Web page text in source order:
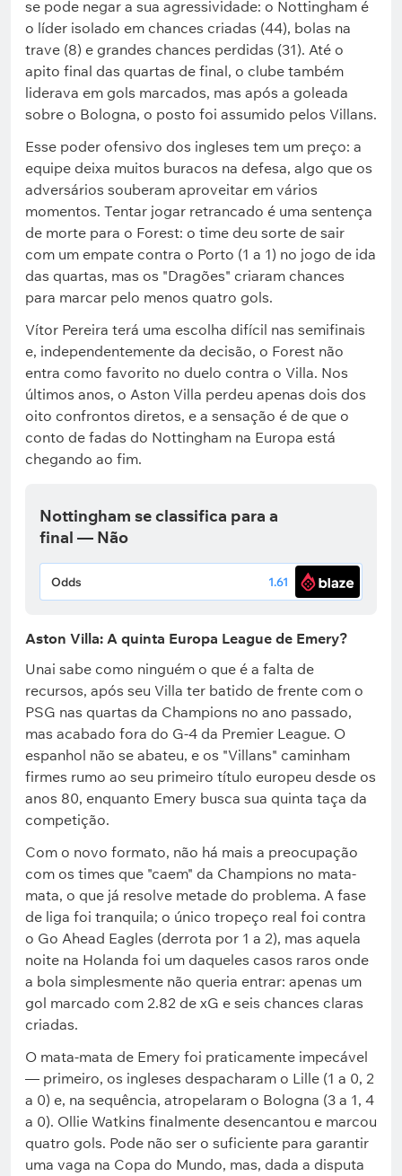
se pode negar a sua agressividade: o Nottingham é
o líder isolado em chances criadas (44), bolas na
trave (8) e grandes chances perdidas (31). Até o
apito final das quartas de final, o clube também
liderava em gols marcados, mas após a goleada
sobre o Bologna, o posto foi assumido pelos Villans.
Esse poder ofensivo dos ingleses tem um preço: a
equipe deixa muitos buracos na defesa, algo que os
adversários souberam aproveitar em vários
momentos. Tentar jogar retrancado é uma sentença
de morte para o Forest: o time deu sorte de sair
com um empate contra o Porto (1 a 1) no jogo de ida
das quartas, mas os "Dragões" criaram chances
para marcar pelo menos quatro gols.
Vítor Pereira terá uma escolha difícil nas semifinais
e, independentemente da decisão, o Forest não
entra como favorito no duelo contra o Villa. Nos
últimos anos, o Aston Villa perdeu apenas dois dos
oito confrontos diretos, e a sensação é de que o
conto de fadas do Nottingham na Europa está
chegando ao fim.
Nottingham se classifica para a
final — Não
Odds 1.61
Aston Villa: A quinta Europa League de Emery?
Unai sabe como ninguém o que é a falta de
recursos, após seu Villa ter batido de frente com o
PSG nas quartas da Champions no ano passado,
mas acabado fora do G-4 da Premier League. O
espanhol não se abateu, e os "Villans" caminham
firmes rumo ao seu primeiro título europeu desde os
anos 80, enquanto Emery busca sua quinta taça da
competição.
Com o novo formato, não há mais a preocupação
com os times que "caem" da Champions no mata-
mata, o que já resolve metade do problema. A fase
de liga foi tranquila; o único tropeço real foi contra
o Go Ahead Eagles (derrota por 1 a 2), mas aquela
noite na Holanda foi um daqueles casos raros onde
a bola simplesmente não queria entrar: apenas um
gol marcado com 2.82 de xG e seis chances claras
criadas.
O mata-mata de Emery foi praticamente impecável
— primeiro, os ingleses despacharam o Lille (1 a 0, 2
a 0) e, na sequência, atropelaram o Bologna (3 a 1, 4
a 0). Ollie Watkins finalmente desencantou e marcou
quatro gols. Pode não ser o suficiente para garantir
uma vaga na Copa do Mundo, mas, dada a disputa